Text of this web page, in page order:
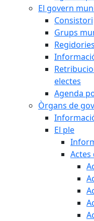
El govern
Consistori
Grups
Regidories
electes
Agenda
Òrgans de
El ple
Actes